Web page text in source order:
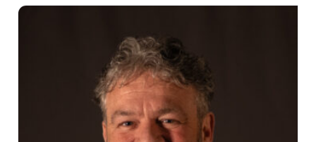
mauris sit. Nisl nisi scelerisque eu ultrices vitae
amet consectetur adipiscing.